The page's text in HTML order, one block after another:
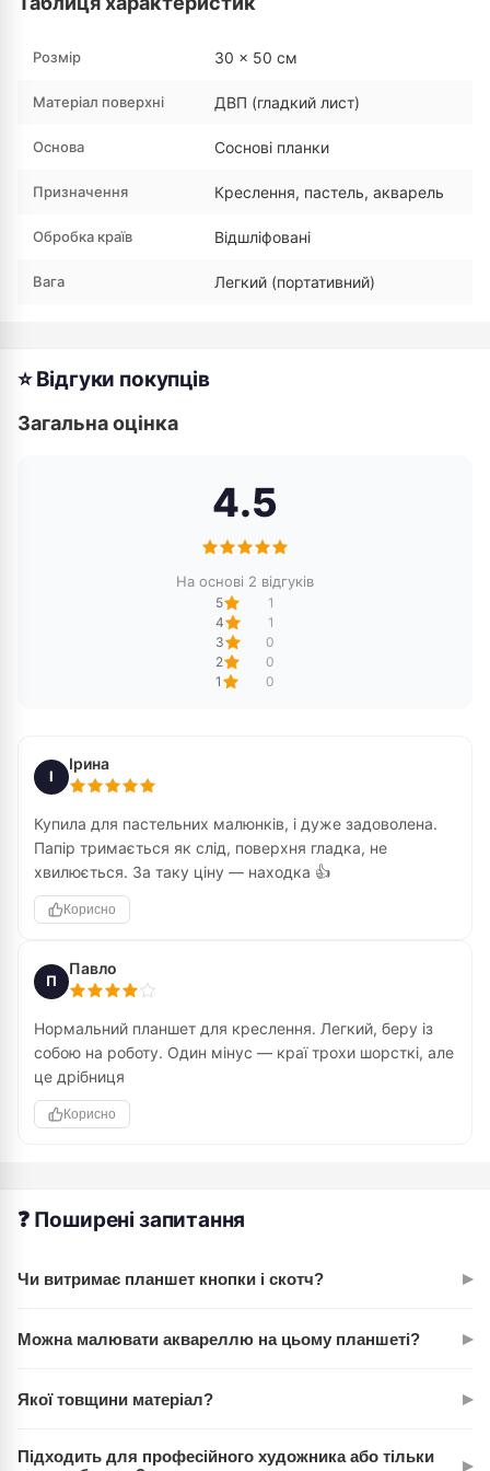
Розмір 30 × 50 см
Матеріал поверхні ДВП (гладкий лист)
Основа Соснові планки
Призначення Креслення, пастель, акварель
Обробка країв Відшліфовані
Вага Легкий (портативний)
⭐ Відгуки покупців
Загальна оцінка
4.5
На основі 2 відгуків
5
1
4
1
3
0
2
0
1
0
І
Ірина
Купила для пастельних малюнків, і дуже задоволена.
Папір тримається як слід, поверхня гладка, не
хвилюється. За таку ціну — находка 👍
Корисно
П
Павло
Нормальний планшет для креслення. Легкий, беру із
собою на роботу. Один мінус — краї трохи шорсткі, але
це дрібниця
Корисно
❓ Поширені запитання
Чи витримає планшет кнопки і скотч? ▸
багаторазового кріплення паперу кнопками або скотчем.
Можна малювати аквареллю на цьому планшеті? ▸
кількість води, тому для акварельних робіт з інтенсивним
для легких робіт підходить відмінно.
Якої товщини матеріал? ▸
планки. Загальна товщина дає достатню жорсткість для
Підходить для професійного художника або тільки
▸